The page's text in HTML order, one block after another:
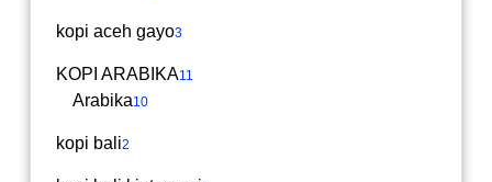
kopi aceh gayo3
KOPI ARABIKA11
Arabika10
kopi bali2